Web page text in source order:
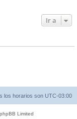
Ir a
los horarios son UTC-03:00
Limited